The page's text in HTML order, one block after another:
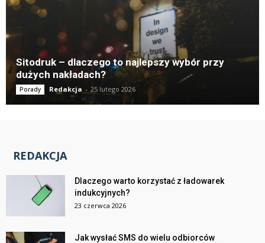
Sitodruk – dlaczego to najlepszy wybór przy
dużych nakładach?
Porady Redakcja - 25 lutego 2026
REDAKCJA
Dlaczego warto korzystać z ładowarek
indukcyjnych?
23 czerwca 2026
Jak wysłać SMS do wielu odbiorców